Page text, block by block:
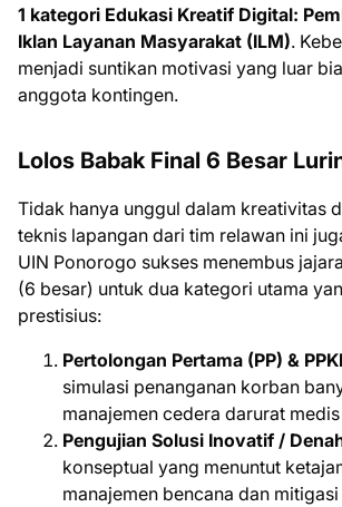
1 kategori Edukasi Kreatif Digital:
Iklan Layanan Masyarakat (ILM).
menjadi suntikan motivasi yang luar
anggota kontingen.
Lolos Babak Final 6 Besar
Tidak hanya unggul dalam kreativitas
teknis lapangan dari tim relawan ini
UIN Ponorogo sukses menembus
(6 besar) untuk dua kategori utama
prestisius:
Pertolongan Pertama (PP) &
simulasi penanganan korban
manajemen cedera darurat
Pengujian Solusi Inovatif /
konseptual yang menuntut
manajemen bencana dan